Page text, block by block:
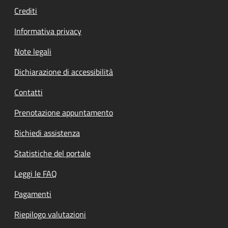
Crediti
Informativa privacy
Note legali
Dichiarazione di accessibilità
Contatti
Prenotazione appuntamento
Richiedi assistenza
Statistiche del portale
Leggi le FAQ
Pagamenti
Riepilogo valutazioni